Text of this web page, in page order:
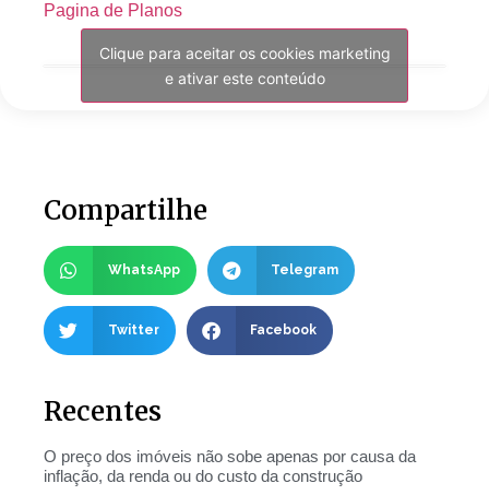
Pagina de Planos
Clique para aceitar os cookies marketing
e ativar este conteúdo
Compartilhe
WhatsApp Telegram
Twitter Facebook
Recentes
O preço dos imóveis não sobe apenas por causa da
inflação, da renda ou do custo da construção